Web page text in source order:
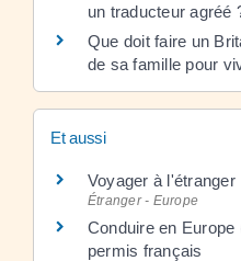
un traducteur agréé
Que doit faire un
de sa famille pour
Et aussi
Voyager à l'étranger
Étranger - Europe
Conduire en
permis français